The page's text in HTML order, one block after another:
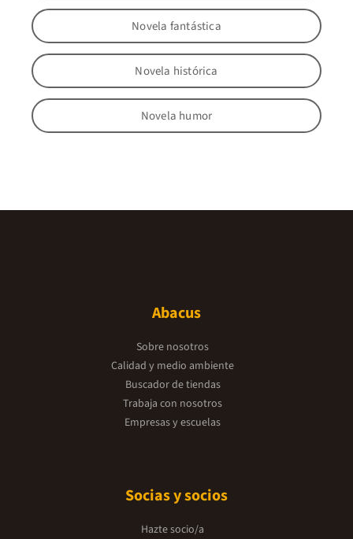
Novela fantástica
Novela histórica
Novela humor
Abacus
Sobre nosotros
Calidad y medio ambiente
Buscador de tiendas
Trabaja con nosotros
Empresas y escuelas
Socias y socios
Hazte socio/a